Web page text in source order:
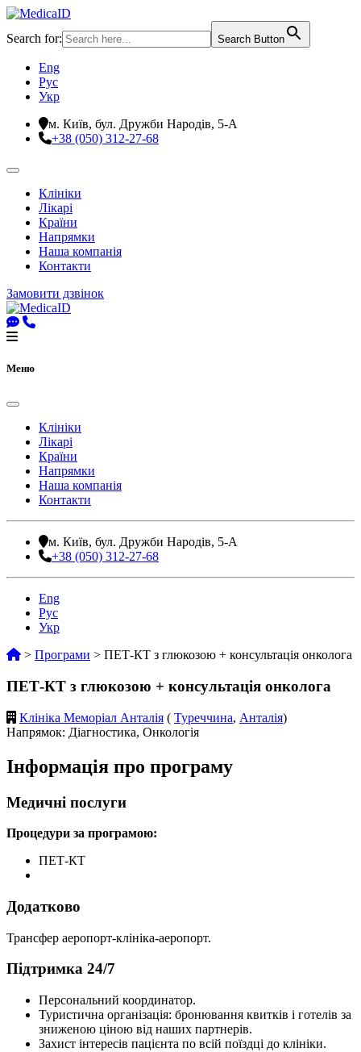
Search for: Search Button
Eng
Рус
Укр
м. Київ, бул. Дружби Народів, 5-А
+38 (050) 312-27-68
Клініки
Лікарі
Країни
Напрямки
Наша компанія
Контакти
Замовити дзвінок
Меню
Клініки
Лікарі
Країни
Напрямки
Наша компанія
Контакти
м. Київ, бул. Дружби Народів, 5-А
+38 (050) 312-27-68
Eng
Рус
Укр
> Програми > ПЕТ-КТ з глюкозою + консультація онколога
ПЕТ-КТ з глюкозою + консультація онколога
Клініка Меморіал Анталія ( Туреччина, Анталія)
Напрямок: Діагностика, Онкологія
Інформація про програму
Медичні послуги
Процедури за програмою:
ПЕТ-КТ
Додатково
Трансфер аеропорт-клініка-аеропорт.
Підтримка 24/7
Персональний координатор.
Туристична організація: бронювання квитків і готелів за
зниженою ціною від наших партнерів.
Захист інтересів пацієнта по всій поїздці до клініки.